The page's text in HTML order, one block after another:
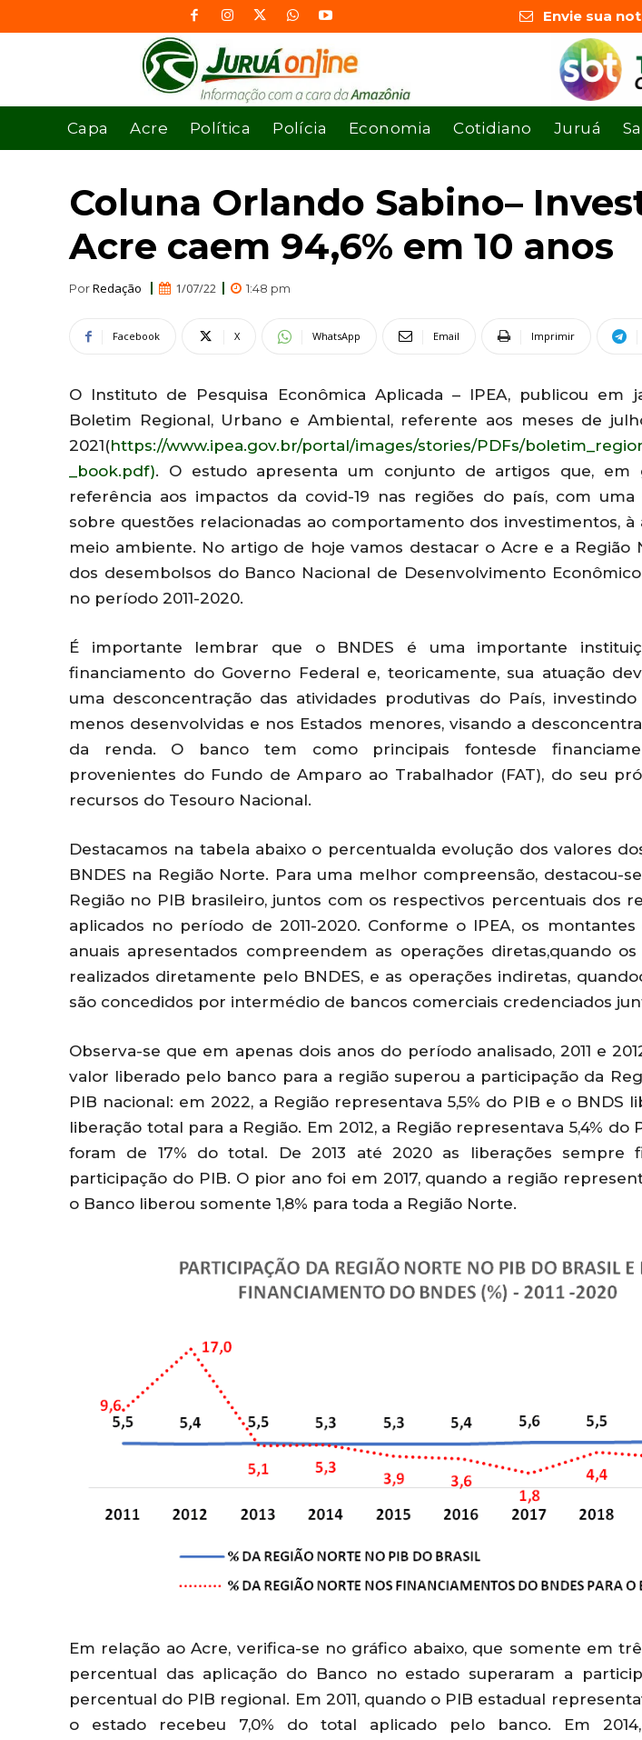
Envie sua
Capa Acre Política Polícia Economia Cotidiano Juruá
Coluna Orlando Sabino–
Acre caem 94,6% em 10 anos
PorRedação 1/07/22 1:48 pm
Facebook X WhatsApp Email Imprimir
O Instituto de Pesquisa Econômica Aplicada – IPEA, publicou em
Boletim Regional, Urbano e Ambiental, referente aos meses de
2021(https://www.ipea.gov.br/portal/images/stories/PDFs/
_book.pdf). O estudo apresenta um conjunto de artigos que, em
referência aos impactos da covid-19 nas regiões do país, com uma
sobre questões relacionadas ao comportamento dos investimentos, à
meio ambiente. No artigo de hoje vamos destacar o Acre e a Região
dos desembolsos do Banco Nacional de Desenvolvimento Econômico
no período 2011-2020.
É importante lembrar que o BNDES é uma importante
financiamento do Governo Federal e, teoricamente, sua atuação
uma desconcentração das atividades produtivas do País,
menos desenvolvidas e nos Estados menores, visando a
da renda. O banco tem como principais fontesde
provenientes do Fundo de Amparo ao Trabalhador (FAT), do seu
recursos do Tesouro Nacional.
Destacamos na tabela abaixo o percentualda evolução dos valores
BNDES na Região Norte. Para uma melhor compreensão, destacou-
Região no PIB brasileiro, juntos com os respectivos percentuais dos
aplicados no período de 2011-2020. Conforme o IPEA, os
anuais apresentados compreendem as operações diretas,quando
realizados diretamente pelo BNDES, e as operações indiretas,
são concedidos por intermédio de bancos comerciais credenciados
Observa-se que em apenas dois anos do período analisado, 2011 e
valor liberado pelo banco para a região superou a participação da
PIB nacional: em 2022, a Região representava 5,5% do PIB e o BNDS
liberação total para a Região. Em 2012, a Região representava 5,4% do
foram de 17% do total. De 2013 até 2020 as liberações sempre
participação do PIB. O pior ano foi em 2017, quando a região
o Banco liberou somente 1,8% para toda a Região Norte.
Em relação ao Acre, verifica-se no gráfico abaixo, que somente em
percentual das aplicação do Banco no estado superaram a
percentual do PIB regional. Em 2011, quando o PIB estadual
o estado recebeu 7,0% do total aplicado pelo banco. Em